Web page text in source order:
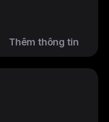
Thêm thông tin